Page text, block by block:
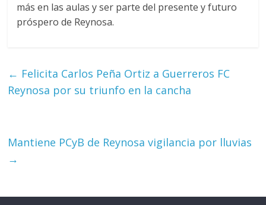
más en las aulas y ser parte del presente y futuro
próspero de Reynosa.
← Felicita Carlos Peña Ortiz a Guerreros FC
Reynosa por su triunfo en la cancha
Mantiene PCyB de Reynosa vigilancia por lluvias
→